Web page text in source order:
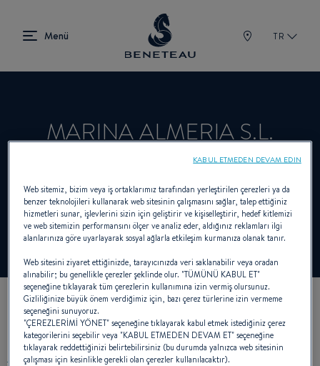
TR
MARINA ALMERIA S.L.
Satıcı Sailboats, Out-board, First için
BENETEAU
KOORDINATLARIMIZ
Web sitemiz, bizim veya iş ortaklarımız tarafından yerleştirilen çerezleri ya da
benzer teknolojileri kullanarak web sitesinin çalışmasını sağlar, talep ettiğiniz
hizmetleri sunar, işlevlerini sizin için geliştirir ve kişiselleştirir, hedef kitlemizi
ve web sitemizin performansını ölçer ve analiz eder, aldığınız reklamları ilgi
alanlarınıza göre uyarlayarak sosyal ağlarla etkileşim kurmanıza olanak tanır.
Web sitesini ziyaret ettiğinizde, tarayıcınızda veri saklanabilir veya oradan
alınabilir; bu genellikle çerezler şeklinde olur. "TÜMÜNÜ KABUL ET"
seçeneğine tıklayarak tüm çerezlerin kullanımına izin vermiş olursunuz.
Gizliliğinize büyük önem verdiğimiz için, bazı çerez türlerine izin vermeme
seçeneğini sunuyoruz.
"ÇEREZLERİMİ YÖNET" seçeneğine tıklayarak kabul etmek istediğiniz çerez
kategorilerini seçebilir veya "KABUL ETMEDEN DEVAM ET" seçeneğine
tıklayarak reddettiğinizi belirtebilirsiniz (bu durumda yalnızca web sitesinin
çalışması için kesinlikle gerekli olan çerezler kullanılacaktır).
KABUL ETMEDEN DEVAM EDIN